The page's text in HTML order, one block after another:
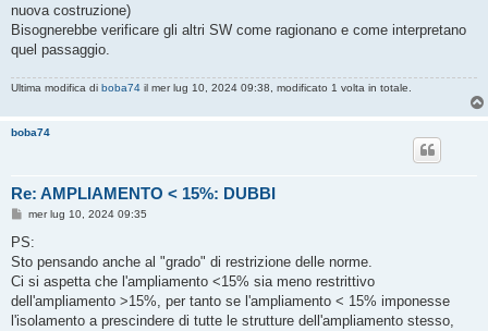
nuova costruzione)
Bisognerebbe verificare gli altri SW come ragionano e come interpretano
quel passaggio.
Ultima modifica di boba74 il mer lug 10, 2024 09:38, modificato 1 volta in totale.
boba74
Re: AMPLIAMENTO < 15%: DUBBI
M
s
a
g
i
o
mer lug 10, 2024 09:35
PS:
Sto pensando anche al "grado" di restrizione delle norme.
Ci si aspetta che l'ampliamento <15% sia meno restrittivo
dell'ampliamento >15%, per tanto se l'ampliamento < 15% imponesse
l'isolamento a prescindere di tutte le strutture dell'ampliamento stesso,